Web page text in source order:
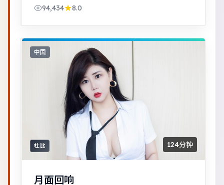
94,434
8.0
中国
杜比 124分钟
月面回响